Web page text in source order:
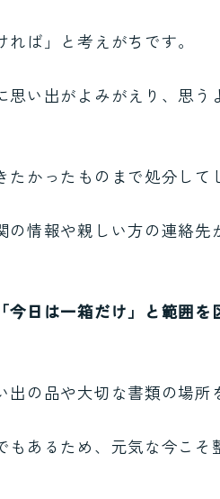
ば」と考えがちです。
い出がよみがえり、思
かったものまで処分して
情報や親しい方の連絡先
日は一箱だけ」と範囲
の品や大切な書類の場所
あるため、元気な今こそ